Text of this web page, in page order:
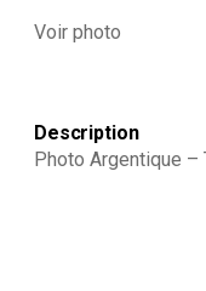
-
Arrivée
Voir photo
Description
Photo Argentique –